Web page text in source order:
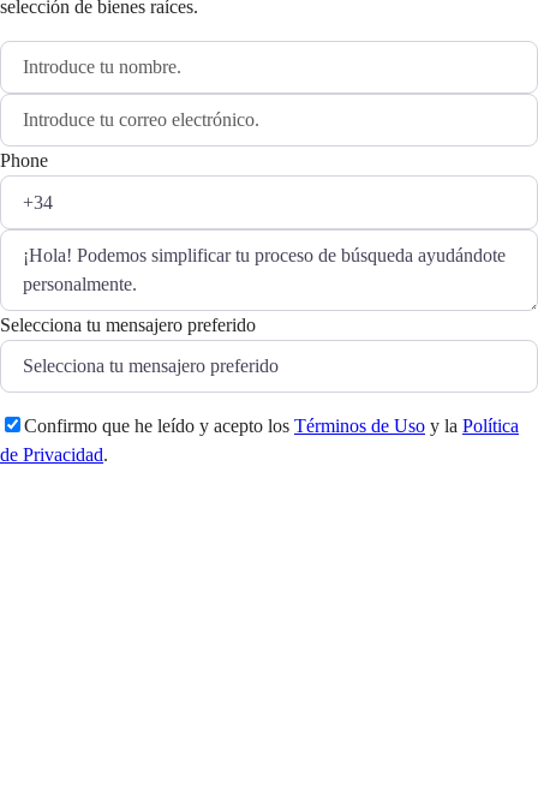
selección de bienes raíces.
Phone
Selecciona tu mensajero preferido
Confirmo que he leído y acepto los Términos de Uso y la Política
de Privacidad.